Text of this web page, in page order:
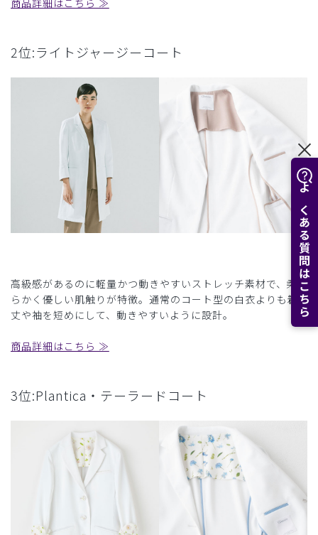
よくある質問はこちら
2位:ライトジャージーコート
高級感があるのに軽量かつ動きやすいストレッチ素材で、柔
らかく優しい肌触りが特徴。通常のコート型の白衣よりも着
丈や袖を短めにして、動きやすいように設計。
商品詳細はこちら ≫
3位:Plantica・テーラードコート